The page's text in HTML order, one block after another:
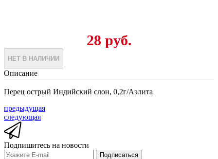
28 руб.
НЕТ В НАЛИЧИИ
Описание
Перец острый Индийский слон, 0,2г/Аэлита
предыдущая
следующая
Подпишитесь на новости
Подписаться